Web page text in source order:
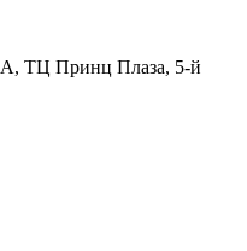
ТЦ Принц Плаза, 5-й